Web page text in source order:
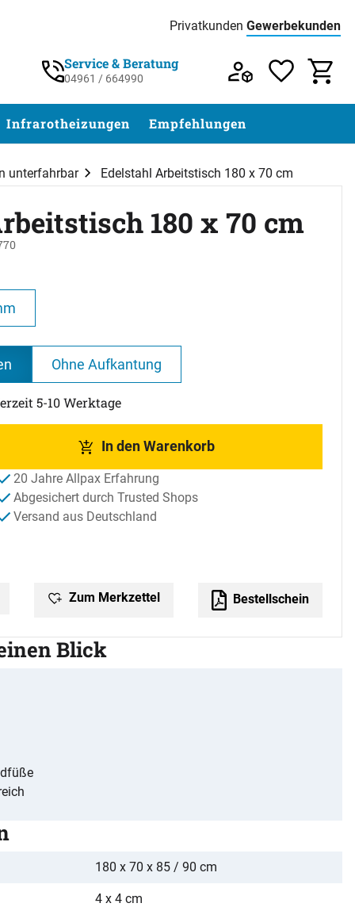
Privatkunden Preisliste:
Gewerbekunden
Service & Beratung unter 04961 / 77
Service & Beratung
04961 / 664990
Infrarotheizungen Empfehlungen
unterfahrbar Edelstahl Arbeitstisch 180 x 70 cm
180 x 70 cm
Ohne Aufkantung
5-10 Werktage
In den Warenkorb
20 Jahre Allpax Erfahrung
Abgesichert durch Trusted Shops
Versand aus Deutschland
Zum Merkzettel Bestellschein
Blick
180 x 70 x 85 / 90 cm
4 x 4 cm